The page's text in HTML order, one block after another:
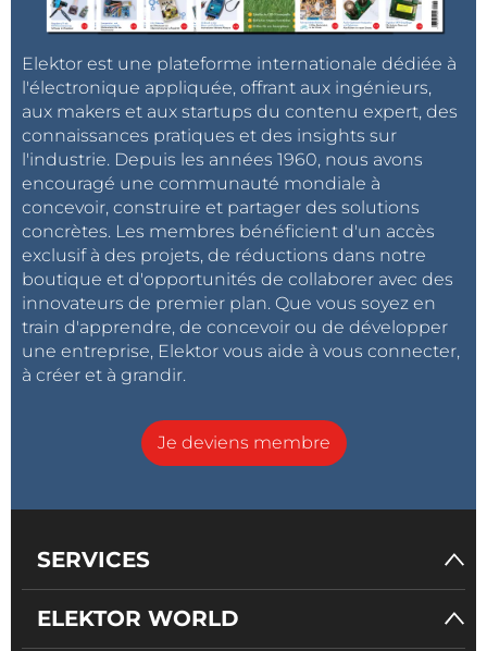
Elektor est une plateforme internationale dédiée à
l'électronique appliquée, offrant aux ingénieurs,
aux makers et aux startups du contenu expert, des
connaissances pratiques et des insights sur
l'industrie. Depuis les années 1960, nous avons
encouragé une communauté mondiale à
concevoir, construire et partager des solutions
concrètes. Les membres bénéficient d'un accès
exclusif à des projets, de réductions dans notre
boutique et d'opportunités de collaborer avec des
innovateurs de premier plan. Que vous soyez en
train d'apprendre, de concevoir ou de développer
une entreprise, Elektor vous aide à vous connecter,
à créer et à grandir.
Je deviens membre
SERVICES
ELEKTOR WORLD